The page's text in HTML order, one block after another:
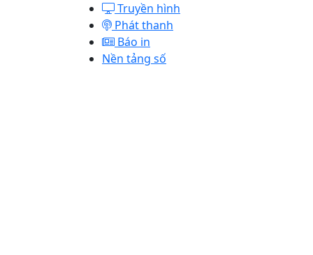
Truyền hình
Phát thanh
Báo in
Nền tảng số